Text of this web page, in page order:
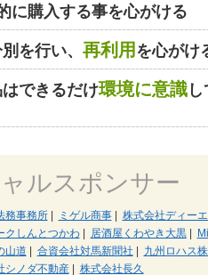
に購入する事を心がける
を行い、 再利用 を心がけ
できるだけ環境に意識し
ルスポンサー
務事務所| ミゲル商事| 株式会社ディー
しんとつかわ| 居酒屋くわやき大黒|
山道 | 合資会社対馬新聞社 | 九州ロハス
シノダ不動産| 株式会社長久